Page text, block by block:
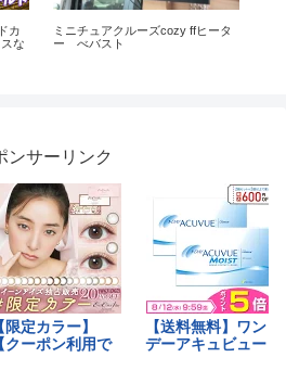
カ
な
ミニチュアクルーズcozy ffヒータ
ー べバスト
ンサーリンク